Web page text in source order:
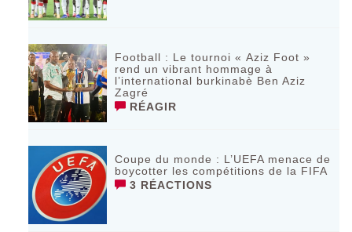
Football : Le tournoi « Aziz Foot »
rend un vibrant hommage à
l’international burkinabè Ben Aziz
Zagré
RÉAGIR
Coupe du monde : L’UEFA menace de
boycotter les compétitions de la FIFA
3 RÉACTIONS